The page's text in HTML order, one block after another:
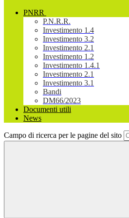
PNRR
P.N.R.R.
Investimento 1.4
Investimento 3.2
Investimento 2.1
Investimento 1.2
Investimento 1.4.1
Investimento 2.1
Investimento 3.1
Bandi
DM66/2023
Documenti utili
News
Campo di ricerca per le pagine del sito